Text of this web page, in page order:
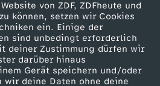
von ZDF, ZDFheute und
können, setzen wir Cookies
ein. Einige der
sind unbedingt erforderlich
deiner Zustimmung dürfen wir
darüber hinaus
Gerät speichern und/oder
wir deine Daten ohne deine
Service
ZDFmitreden